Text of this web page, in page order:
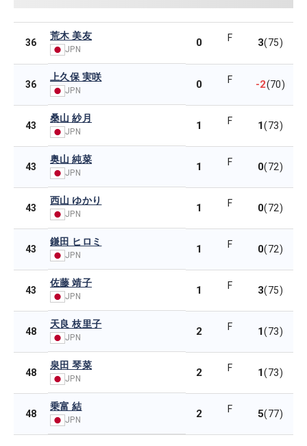
36
荒木 美友
JPN
0 F 3(75)
36
上久保 実咲
JPN 0 F -2(70)
43
桑山 紗月
JPN 1 F 1(73)
43
奥山 純菜
JPN 1 F 0(72)
43
西山 ゆかり
JPN 1 F 0(72)
43
鎌田 ヒロミ
JPN 1 F 0(72)
43
佐藤 靖子
JPN 1 F 3(75)
48
天良 枝里子
JPN 2 F 1(73)
48
泉田 琴菜
JPN 2 F 1(73)
48
乗富 結
JPN 2 F 5(77)